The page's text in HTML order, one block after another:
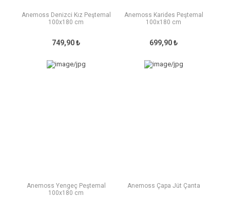
Anemoss Denizci Kız Peştemal
100x180 cm
749,90 ₺
Anemoss Karides Peştemal
100x180 cm
699,90 ₺
Anemoss Yengeç Peştemal
100x180 cm
Anemoss Çapa Jüt Çanta